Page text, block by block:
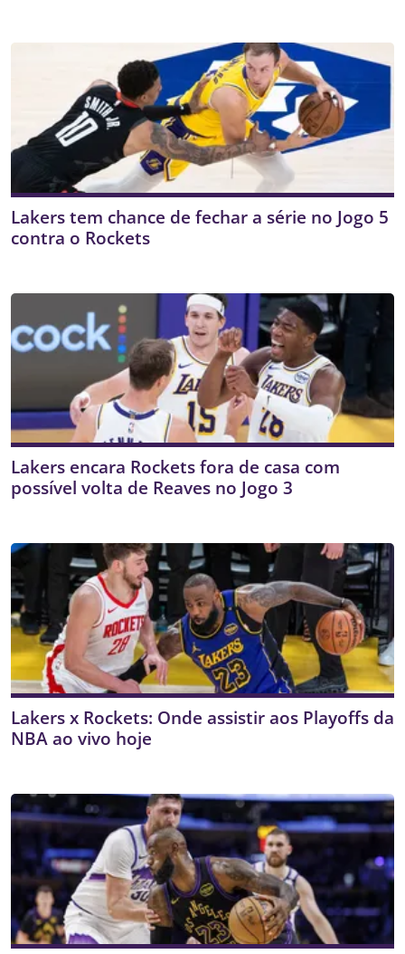
Lakers tem chance de fechar a série no Jogo 5
contra o Rockets
Lakers encara Rockets fora de casa com
possível volta de Reaves no Jogo 3
Lakers x Rockets: Onde assistir aos Playoffs da
NBA ao vivo hoje